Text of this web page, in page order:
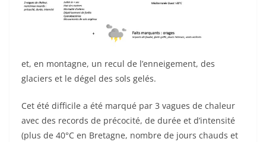
et, en montagne, un recul de l’enneigement, des
glaciers et le dégel des sols gelés.
Cet été difficile a été marqué par 3 vagues de chaleur
avec des records de précocité, de durée et d’intensité
(plus de 40°C en Bretagne, nombre de jours chauds et